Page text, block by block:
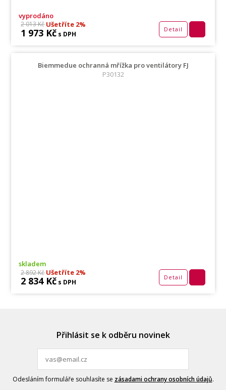
vyprodáno
2 013 KčUšetříte 2%
1 973 Kč s DPH
Detail
Biemmedue ochranná mřížka pro ventilátory FJ
P30132
skladem
2 892 KčUšetříte 2%
2 834 Kč s DPH
Detail
Přihlásit se k odběru novinek
Odesláním formuláře souhlasíte se zásadami ochrany osobních údajů.